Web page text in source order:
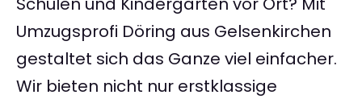
Umzugsprofi Döring aus Gelsenkirchen
gestaltet sich das Ganze viel einfacher.
Wir bieten nicht nur erstklassige